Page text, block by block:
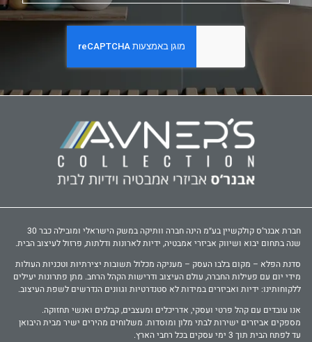
חברת אבנר‘ס קולקשיין בע״מ הינה חברה וותיקה במשק הישראלי ומובילה כבר 30
שנה בתחום יבוא ושיווק אביזרי אמבטיה, ידיות לארונות ודלתות, פרזול לעיצוב הבית.
סדנת הפלא – מקום בלבו העסק – מעניקה מכלול תשובות יצירתיות וטכניות העולות
מידי יום עם פעילות החברה, עולם העיצוב ודרישות הקהל הרחב. מתן פתרונות יעילים
ללקוחותינו: ידיות ואביזרים במידות לא סטנדרטיות וגוונים הנדרשים לשפת העיצוב.
אנו עובדים עם קהל פרטי ועסקי, אדריכלים ומעצבים, קבלנים ואנשי תחזוקה.
מספקים אביזרים ישירות לבתי מלון ומוסדות. משלוחים מהירים ישיר מבית היבואן
עד לפתח הבית תוך 3 ימי עסקים בכל רחבי הארץ.